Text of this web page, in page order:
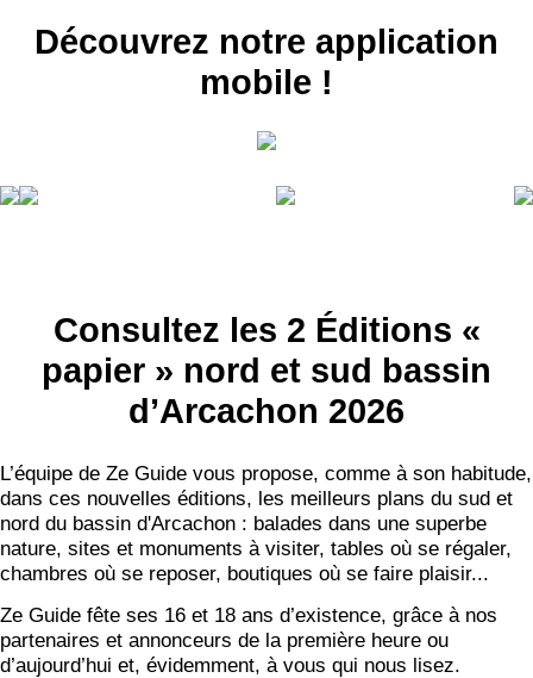
Découvrez notre application
mobile !
Consultez les 2 Éditions «
papier » nord et sud bassin
d’Arcachon 2026
L’équipe de Ze Guide vous propose, comme à son habitude,
dans ces nouvelles éditions, les meilleurs plans du sud et
nord du bassin d'Arcachon : balades dans une superbe
nature, sites et monuments à visiter, tables où se régaler,
chambres où se reposer, boutiques où se faire plaisir...
Ze Guide fête ses 16 et 18 ans d’existence, grâce à nos
partenaires et annonceurs de la première heure ou
d’aujourd’hui et, évidemment, à vous qui nous lisez.